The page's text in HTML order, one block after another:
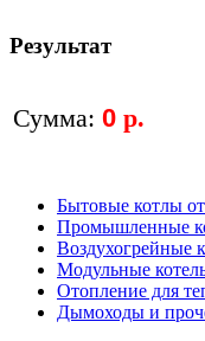
Результат
Сумма: 0 р.
Бытовые котлы
Промышленные
Воздухогрейные
Модульные
Отопление для
Дымоходы и